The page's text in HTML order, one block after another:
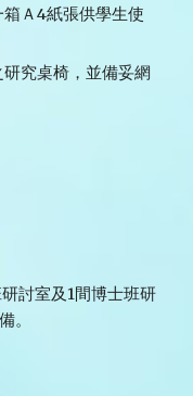
Ａ4紙張供學生使
究桌椅，並備妥網
討室及 1間博士班研
。